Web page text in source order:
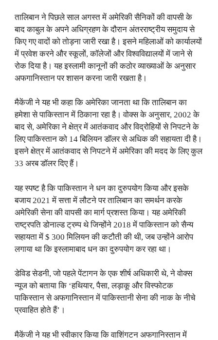
तालिबान ने पिछले साल अगस्त में अमेरिकी सैनिकों की वापसी के
बाद काबुल के अपने अधिग्रहण के दौरान अंतरराष्ट्रीय समुदाय से
किए गए वादों को तोड़ना जारी रखा है। इसने महिलाओं को कार्यालयों
में प्रवेश करने और स्कूलों, कॉलेजों और विश्वविद्यालयों में जाने से
रोक दिया है। यह इस्लामी कानूनों की कठोर व्याख्याओं के अनुसार
अफगानिस्तान पर शासन करना जारी रखता है।
मैकेंजी ने यह भी कहा कि अमेरिका जानता था कि तालिबान का
हमेशा से पाकिस्तान में ठिकाना रहा है। वोक्स के अनुसार, 2002 के
बाद से, अमेरिका ने क्षेत्र में आतंकवाद और विद्रोहियों से निपटने के
लिए पाकिस्तान को 14 बिलियन डॉलर से अधिक की सहायता दी है।
इसने क्षेत्र में आतंकवाद से निपटने में अमेरिका की मदद के लिए कुल
33 अरब डॉलर दिए हैं।
यह स्पष्ट है कि पाकिस्तान ने धन का दुरुपयोग किया और इसके
बजाय 2021 में सत्ता में लौटने पर तालिबान का समर्थन करके
अमेरिकी सेना की वापसी का मार्ग प्रशस्त किया। यह अमेरिकी
राष्ट्रपति डोनाल्ड ट्रम्प थे जिन्होंने 2018 में पाकिस्तान को सैन्य
सहायता में $ 300 मिलियन की कटौती की थी, जब उन्होंने आरोप
लगाया था कि इस्लामाबाद धन का दुरुपयोग कर रहा था।
डेविड सेडनी, जो पहले पेंटागन के एक शीर्ष अधिकारी थे, ने वोक्स
न्यूज को बताया कि ‘हथियार, पैसा, लड़ाकू और विस्फोटक
पाकिस्तान से अफगानिस्तान में पाकिस्तानी सेना की नाक के नीचे
प्रवाहित होते हैं’।
मैकेंजी ने यह भी स्वीकार किया कि वाशिंगटन अफगानिस्तान में